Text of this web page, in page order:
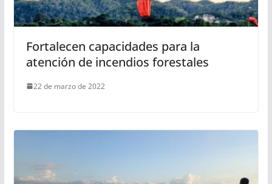
Fortalecen capacidades para la
atención de incendios forestales
22 de marzo de 2022